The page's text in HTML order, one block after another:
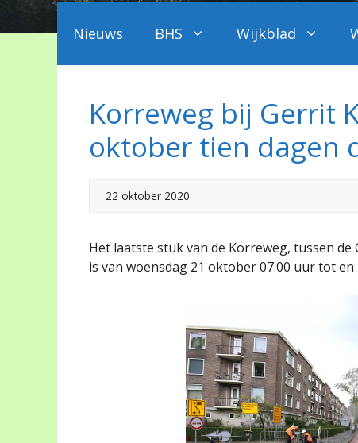
Nieuws BHS Wijkblad
Korreweg bij Gerrit
oktober tien dagen
22 oktober 2020
Het laatste stuk van de Korreweg, tussen
is van woensdag 21 oktober 07.00 uur tot